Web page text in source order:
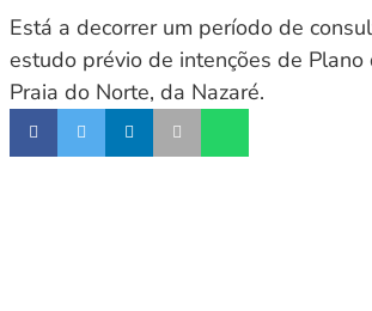
Está a decorrer um período de
estudo prévio de intenções de Plano
Praia do Norte, da Nazaré.